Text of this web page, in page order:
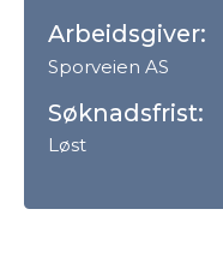
Arbeidsgiver:
Sporveien AS
Søknadsfrist:
Løst